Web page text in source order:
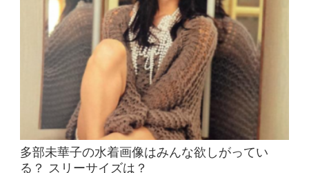
多部未華子の水着画像はみんな欲しがってい
る？ スリーサイズは？